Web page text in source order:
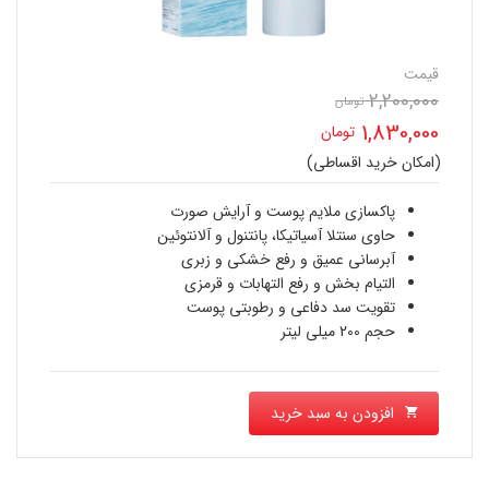
قیمت
2,200,000 تومان
اصلی
2,200,000 تومان
بود.
1,830,000 تومان
قیمت
فعلی
1,830,000 تومان
است.
(امکان خرید اقساطی)
پاکسازی ملایم پوست و آرایش صورت
حاوی سنتلا آسیاتیکا، پانتنول و آلانتوئین
آبرسانی عمیق و رفع خشکی و زبری
التیام بخش و رفع التهابات و قرمزی
تقویت سد دفاعی و رطوبتی پوست
حجم 200 میلی لیتر
افزودن به سبد خرید